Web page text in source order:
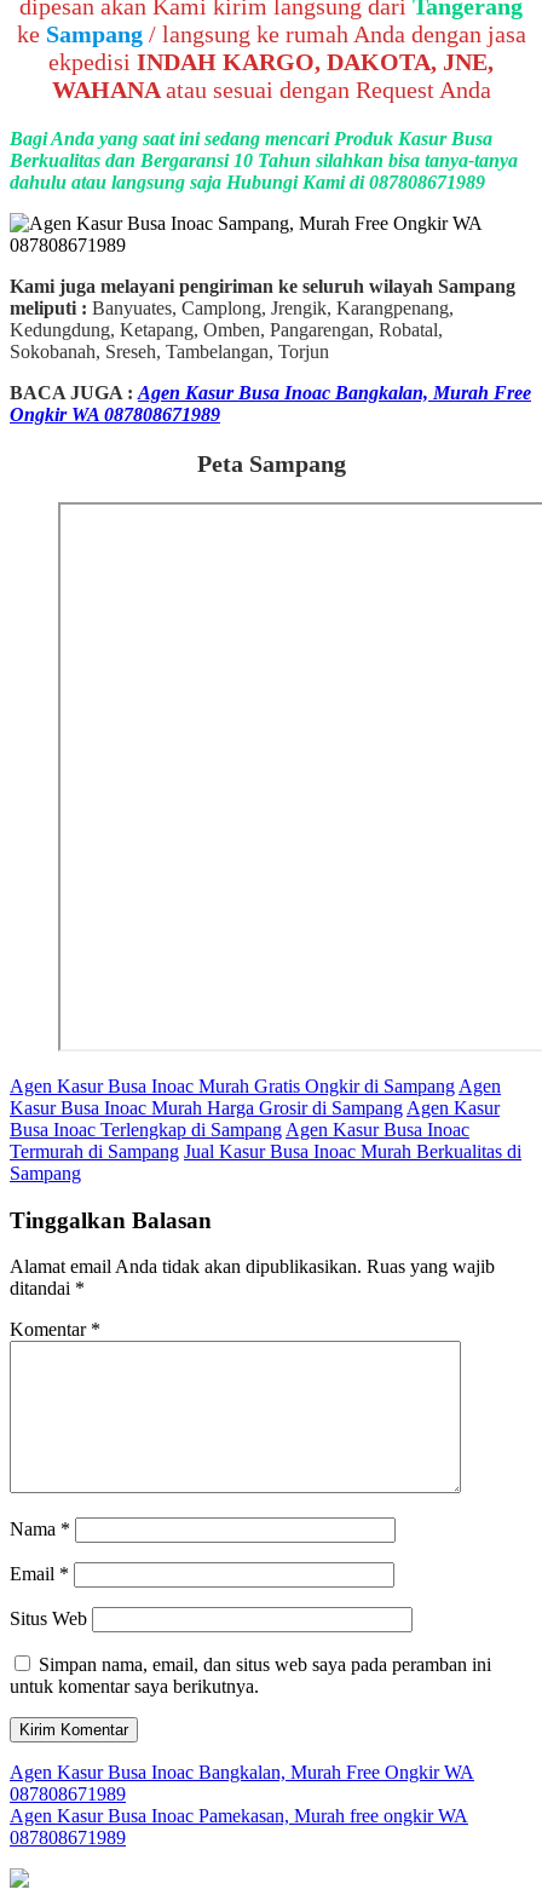
dipesan akan Kami kirim langsung dari Tangerang
ke Sampang / langsung ke rumah Anda dengan jasa
ekpedisi INDAH KARGO, DAKOTA, JNE,
WAHANA atau sesuai dengan Request Anda
Bagi Anda yang saat ini sedang mencari Produk Kasur Busa
Berkualitas dan Bergaransi 10 Tahun silahkan bisa tanya-tanya
dahulu atau langsung saja Hubungi Kami di 087808671989
Kami juga melayani pengiriman ke seluruh wilayah Sampang
meliputi : Banyuates, Camplong, Jrengik, Karangpenang,
Kedungdung, Ketapang, Omben, Pangarengan, Robatal,
Sokobanah, Sreseh, Tambelangan, Torjun
BACA JUGA : Agen Kasur Busa Inoac Bangkalan, Murah Free
Ongkir WA 087808671989
Peta Sampang
Agen Kasur Busa Inoac Murah Gratis Ongkir di Sampang Agen
Kasur Busa Inoac Murah Harga Grosir di Sampang Agen Kasur
Busa Inoac Terlengkap di Sampang Agen Kasur Busa Inoac
Termurah di Sampang Jual Kasur Busa Inoac Murah Berkualitas di
Sampang
Tinggalkan Balasan
Alamat email Anda tidak akan dipublikasikan. Ruas yang wajib
ditandai *
Komentar *
Nama *
Email *
Situs Web
Simpan nama, email, dan situs web saya pada peramban ini
untuk komentar saya berikutnya.
Navigasi
pos
Agen Kasur Busa Inoac Bangkalan, Murah Free Ongkir WA
087808671989
Agen Kasur Busa Inoac Pamekasan, Murah free ongkir WA
087808671989